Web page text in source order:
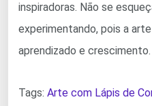
inspiradoras. Não se
experimentando, pois a
aprendizado e crescimento.
Tags: Arte com Lápis de